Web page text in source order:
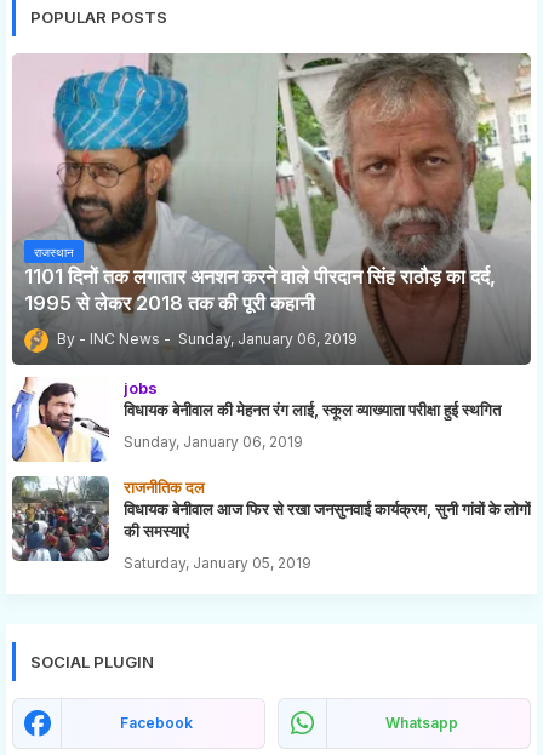
POPULAR POSTS
राजस्थान
1101 दिनों तक लगातार अनशन करने वाले पीरदान सिंह राठौड़ का दर्द,
1995 से लेकर 2018 तक की पूरी कहानी
INC News Sunday, January 06, 2019
jobs
विधायक बेनीवाल की मेहनत रंग लाई, स्कूल व्याख्याता परीक्षा हुई स्थगित
Sunday, January 06, 2019
राजनीतिक दल
विधायक बेनीवाल आज फिर से रखा जनसुनवाई कार्यक्रम, सुनी गांवों के लोगों
की समस्याएं
Saturday, January 05, 2019
SOCIAL PLUGIN
Facebook Whatsapp